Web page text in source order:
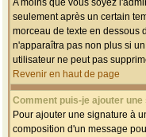
A moins que vous soyez
seulement après un certain
morceau de texte en dessous
n'apparaîtra pas non plus si
utilisateur ne peut pas
Revenir en haut de page
Comment puis-je ajouter
Pour ajouter une signature à
composition d'un message